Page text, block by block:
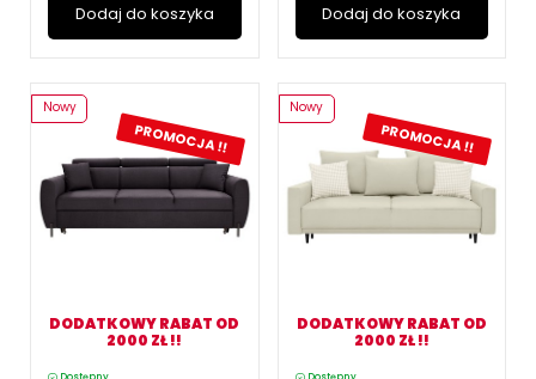
Dodaj do koszyka Dodaj do koszyka
PROMOCJA !!
DODATKOWY RABAT OD
2000 ZŁ !!
Nowy
PROMOCJA !!
DODATKOWY RABAT OD
2000 ZŁ !!
Nowy